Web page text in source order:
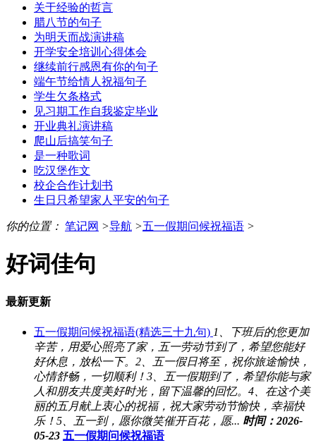
关于经验的哲言
腊八节的句子
为明天而战演讲稿
开学安全培训心得体会
继续前行感恩有你的句子
端午节给情人祝福句子
学生欠条格式
见习期工作自我鉴定毕业
开业典礼演讲稿
爬山后搞笑句子
是一种歌词
吃汉堡作文
校企合作计划书
生日只希望家人平安的句子
你的位置： 笔记网 >导航 >五一假期问候祝福语 >
好词佳句
最新更新
五一假期问候祝福语(精选三十九句) 1、下班后的您更加
辛苦，用爱心照亮了家，五一劳动节到了，希望您能好
好休息，放松一下。2、五一假日将至，祝你旅途愉快，
心情舒畅，一切顺利！3、五一假期到了，希望你能与家
人和朋友共度美好时光，留下温馨的回忆。4、在这个美
丽的五月献上衷心的祝福，祝大家劳动节愉快，幸福快
乐！5、五一到，愿你微笑催开百花，愿... 时间：2026-
05-23 五一假期问候祝福语